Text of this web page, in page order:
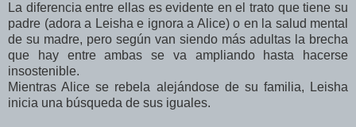
La diferencia entre ellas es evidente en el trato que tiene su
padre (adora a Leisha e ignora a Alice) o en la salud mental
de su madre, pero según van siendo más adultas la brecha
que hay entre ambas se va ampliando hasta hacerse
insostenible.
Mientras Alice se rebela alejándose de su familia, Leisha
inicia una búsqueda de sus iguales.